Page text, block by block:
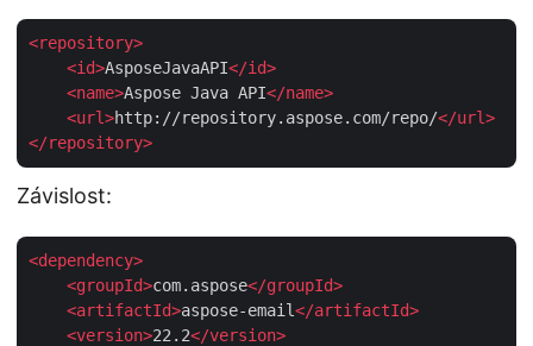
<repository>
<id>AsposeJavaAPI</id>
<name>Aspose Java API</name>
<url>http://repository.aspose.com/repo/</url>
</repository>
Závislost:
<dependency>
<groupId>com.aspose</groupId>
<artifactId>aspose-email</artifactId>
<version>22.2</version>